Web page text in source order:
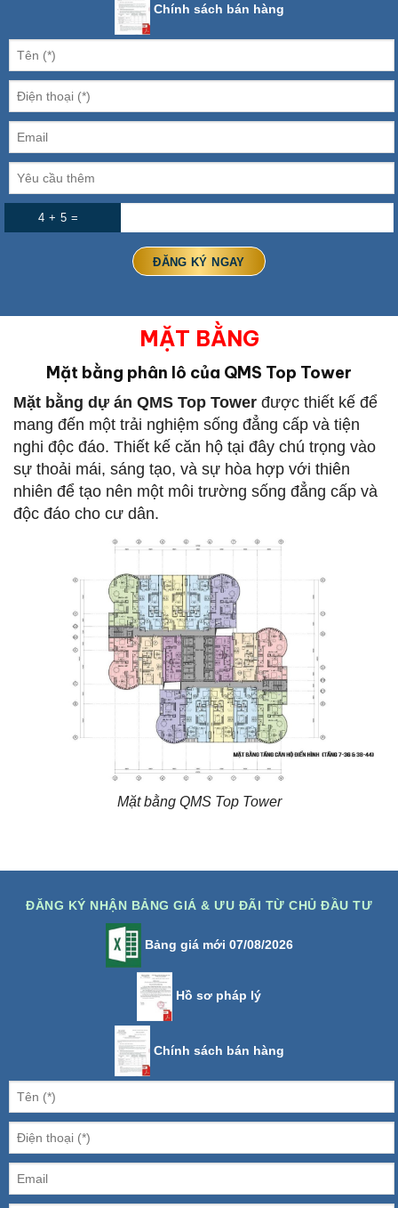
Chính sách bán hàng
4 + 5 =
MẶT BẰNG
Mặt bằng phân lô của QMS Top Tower
Mặt bằng dự án QMS Top Tower được thiết kế để
mang đến một trải nghiệm sống đẳng cấp và tiện
nghi độc đáo. Thiết kế căn hộ tại đây chú trọng vào
sự thoải mái, sáng tạo, và sự hòa hợp với thiên
nhiên để tạo nên một môi trường sống đẳng cấp và
độc đáo cho cư dân.
Mặt bằng QMS Top Tower
ĐĂNG KÝ NHẬN BẢNG GIÁ & ƯU ĐÃI TỪ CHỦ ĐẦU TƯ
Bảng giá mới 07/08/2026
Hồ sơ pháp lý
Chính sách bán hàng